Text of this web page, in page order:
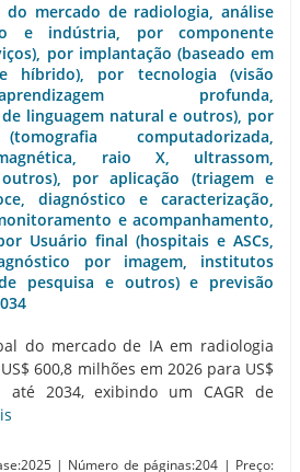
do mercado de radiologia, análise
e indústria, por componente
por implantação (baseado em
híbrido), por tecnologia (visão
aprendizagem profunda,
linguagem natural e outros), por
computadorizada,
raio X, ultrassom,
por aplicação (triagem e
diagnóstico e caracterização,
e acompanhamento,
Usuário final (hospitais e ASCs,
por imagem, institutos
pesquisa e outros) e previsão
do mercado de IA em radiologia
600,8 milhões em 2026 para US$
até 2034, exibindo um CAGR de
| Número de páginas:204 | Preço: